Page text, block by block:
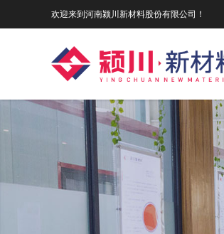
欢迎来到河南颍川新材料股份有限公司！